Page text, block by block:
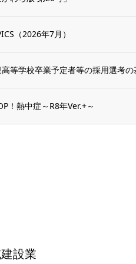
（2026年7月）
等学校卒業予定者等の採用選考
！熱中症～R8年Ver.+～
設業